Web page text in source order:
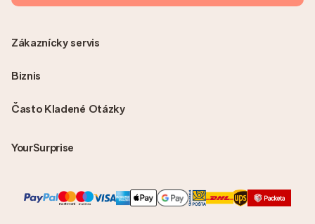
Často Kladené Otázky
YourSurprise
Zákaznícky servis
Biznis